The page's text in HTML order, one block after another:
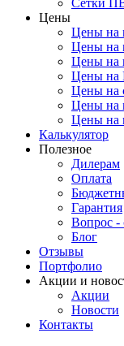
Сетки
Цены
Цены на
Цены на
Цены на
Цены на
Цены на
Цены на
Цены на
Калькулятор
Полезное
Дилерам
Оплата
Гарантия
Вопрос -
Блог
Отзывы
Портфолио
Акции и
Акции
Новости
Контакты